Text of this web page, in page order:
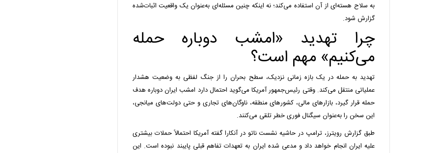
به سلاح هسته‌ای از آن استفاده می‌کند؛ نه اینکه چنین مسئله‌ای به‌عنوان یک واقعیت اثبات‌شده
گزارش شود.
چرا تهدید «امشب دوباره حمله
می‌کنیم» مهم است؟
تهدید به حمله در یک بازه زمانی نزدیک، سطح بحران را از جنگ لفظی به وضعیت هشدار
عملیاتی منتقل می‌کند. وقتی رئیس‌جمهور آمریکا می‌گوید احتمال دارد امشب ایران دوباره هدف
حمله قرار گیرد، بازارهای مالی، کشورهای منطقه، ناوگان‌های تجاری و حتی دولت‌های میانجی،
این سخن را به‌عنوان سیگنال فوری خطر تلقی می‌کنند.
طبق گزارش رویترز، ترامپ در حاشیه نشست ناتو در آنکارا گفته آمریکا احتمالاً حملات بیشتری
علیه ایران انجام خواهد داد و مدعی شده ایران به تعهدات تفاهم قبلی پایبند نبوده است. این